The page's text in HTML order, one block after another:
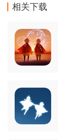
相关下载